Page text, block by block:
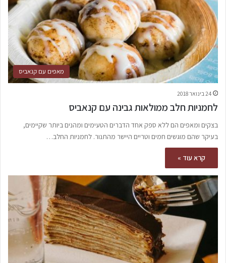
מאפים עם קנאביס
24 בינואר 2018
לחמניות חלב ממולאות גבינה עם קנאביס
בצקים ומאפים הם ללא ספק אחד הדברים הטעימים ומהנים ביותר שקיימים,
בעיקר שהם מוגשים חמים וטריים היישר מהתנור. לחמניות החלב…
קרא עוד »